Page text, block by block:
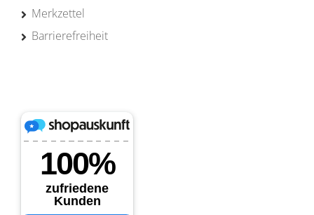
Merkzettel
Barrierefreiheit